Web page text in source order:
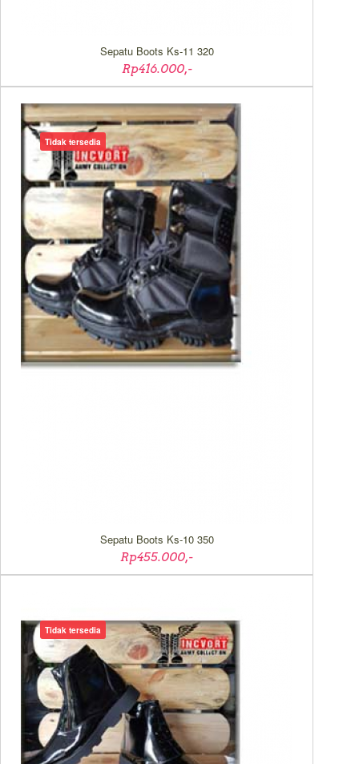
Sepatu Boots Ks-11 320
Rp416.000,-
Sepatu Boots Ks-10 350
Rp455.000,-
Tidak tersedia
Tidak tersedia